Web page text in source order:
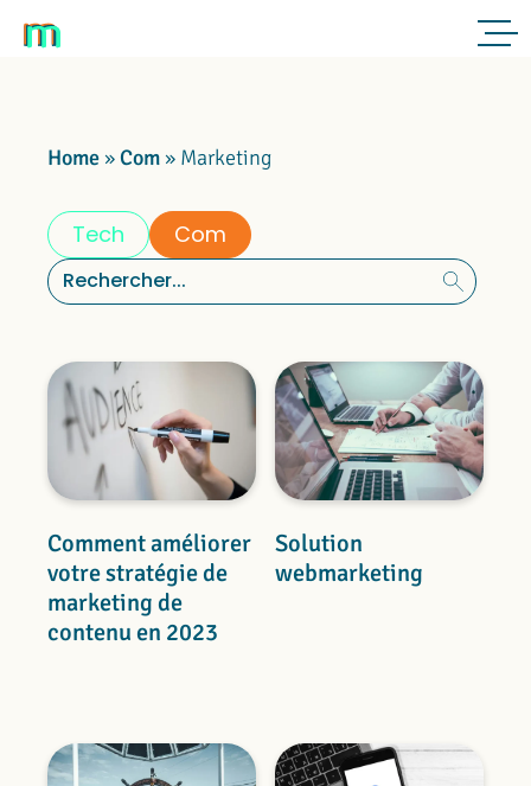
Home»Com» Marketing
Tech Com
Rechercher :
Comment améliorer
votre stratégie de
marketing de
contenu en 2023
Solution
webmarketing